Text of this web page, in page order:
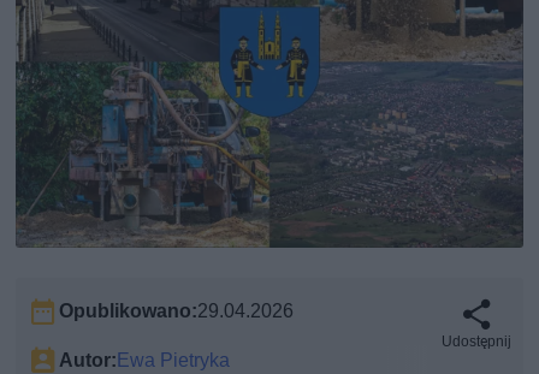
Opublikowano:29.04.2026
Autor: Ewa Pietryka
Udostępnij